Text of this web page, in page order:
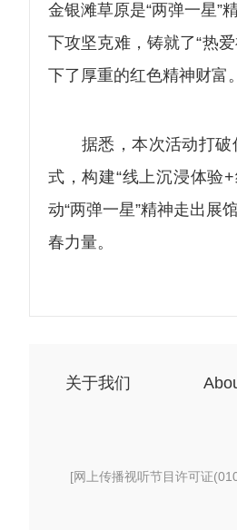
金银滩草原是“两弹一星”
下攻坚克难，铸就了“热
下了厚重的红色精神财富。
据悉，本次活动打破传
式，构建“线上沉浸体验
动“两弹一星”精神走出展
春力量。
关于我们
[网上传播视听节目许可证